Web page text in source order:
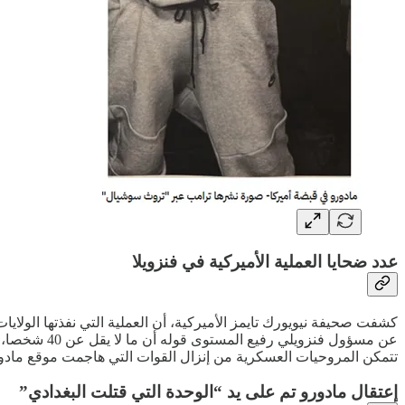
عدد ضحايا العملية الأميركية في فنزويلا
تتمكن المروحيات العسكرية من إنزال القوات التي هاجمت موقع
إعتقال مادورو تم على يد “الوحدة التي قتلت البغدادي”